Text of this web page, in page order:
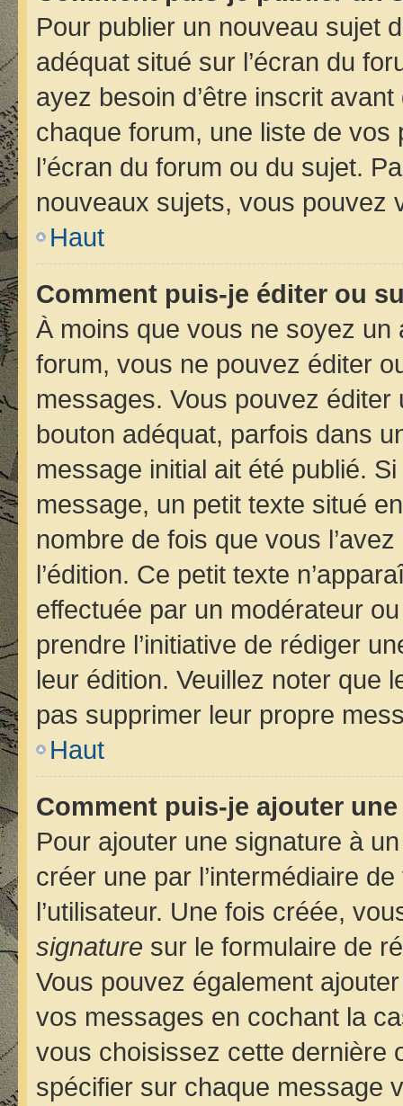
Pour publier un nouveau sujet
adéquat situé sur l’écran du
ayez besoin d’être inscrit
chaque forum, une liste de
l’écran du forum ou du sujet.
nouveaux sujets, vous pouvez
Haut
Comment puis-je éditer ou
À moins que vous ne soyez
forum, vous ne pouvez éditer
messages. Vous pouvez
bouton adéquat, parfois dans
message initial ait été publié.
message, un petit texte situé
nombre de fois que vous
l’édition. Ce petit texte
effectuée par un modérateur
prendre l’initiative de rédiger
leur édition. Veuillez noter que
pas supprimer leur propre
Haut
Comment puis-je ajouter
Pour ajouter une signature à
créer une par l’intermédiaire
l’utilisateur. Une fois créée,
signature sur le formulaire de
Vous pouvez également
vos messages en cochant la
vous choisissez cette dernière
spécifier sur chaque message